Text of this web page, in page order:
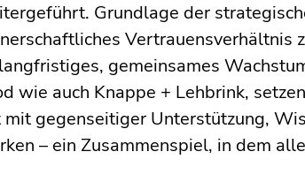
Grundlage der
Vertrauensverhältnis
gemeinsames
wie auch Knappe + Lehbrink,
gegenseitiger Unterstützung,
– ein Zusammenspiel, in dem